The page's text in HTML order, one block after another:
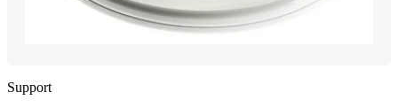
Support